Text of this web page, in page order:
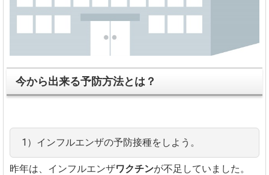
今から出来る予防方法とは？
1）インフルエンザの予防接種をしよう。
昨年は、インフルエンザワクチンが不足していました。